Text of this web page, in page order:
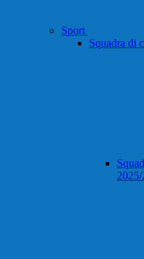
Sport
Squadra di